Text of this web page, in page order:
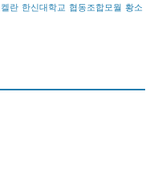
란 한신대학교 협동조합모월 황소